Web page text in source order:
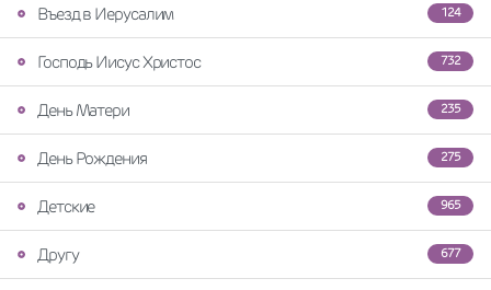
124
Въезд в Иерусалим
732
Господь Иисус Христос
235
День Матери
275
День Рождения
965
Детские
677
Другу